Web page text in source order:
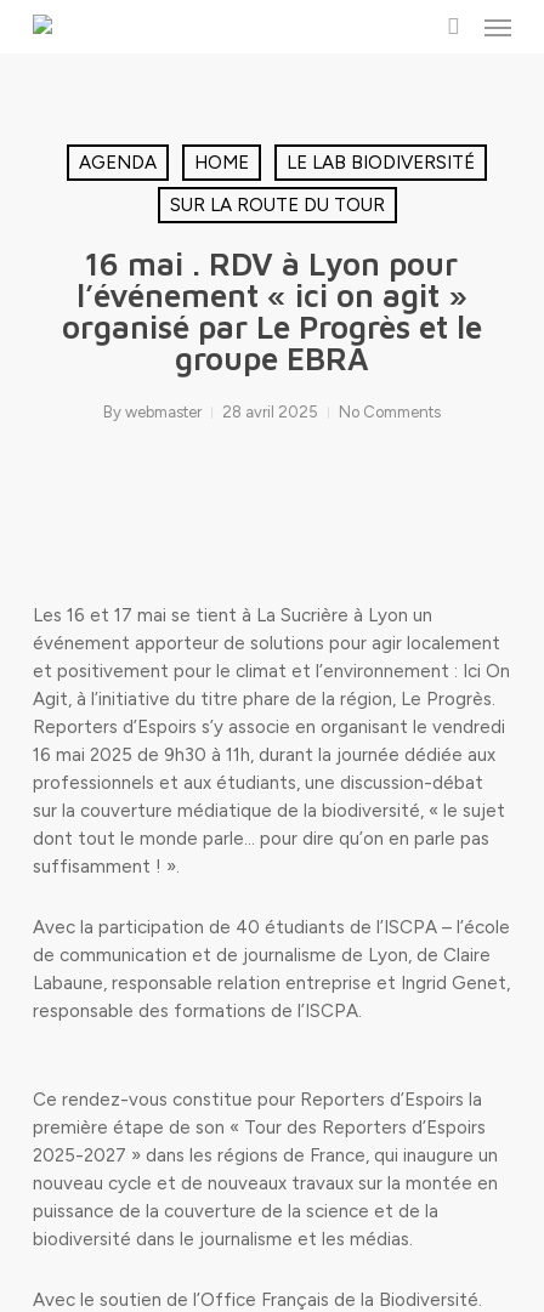
Menu
AGENDA HOME
LE LAB BIODIVERSITÉ
SUR LA ROUTE DU TOUR
16 mai . RDV à Lyon pour
l’événement « ici on agit »
organisé par Le Progrès et le
groupe EBRA
By webmaster 28 avril 2025 No Comments
Les 16 et 17 mai se tient à La Sucrière à Lyon un
événement apporteur de solutions pour agir localement
et positivement pour le climat et l’environnement : Ici On
Agit, à l’initiative du titre phare de la région, Le Progrès.
Reporters d’Espoirs s’y associe en organisant le vendredi
16 mai 2025 de 9h30 à 11h, durant la journée dédiée aux
professionnels et aux étudiants, une discussion-débat
sur la couverture médiatique de la biodiversité, « le sujet
dont tout le monde parle… pour dire qu’on en parle pas
suffisamment ! ».
Avec la participation de 40 étudiants de l’ISCPA – l’école
de communication et de journalisme de Lyon, de Claire
Labaune, responsable relation entreprise et Ingrid Genet,
responsable des formations de l’ISCPA.
Ce rendez-vous constitue pour Reporters d’Espoirs la
première étape de son « Tour des Reporters d’Espoirs
2025-2027 » dans les régions de France, qui inaugure un
nouveau cycle et de nouveaux travaux sur la montée en
puissance de la couverture de la science et de la
biodiversité dans le journalisme et les médias.
Avec le soutien de l’Office Français de la Biodiversité.